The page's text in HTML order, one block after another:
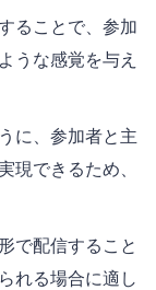
ることで、参加
うな感覚を与え
に、参加者と主
現できるため、
で配信すること
れる場合に適し